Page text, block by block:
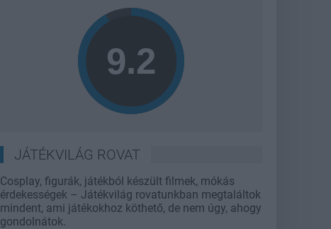
JÁTÉKVILÁG ROVAT
Cosplay, figurák, játékból készült filmek, mókás
érdekességek – Játékvilág rovatunkban megtaláltok
mindent, ami játékokhoz köthető, de nem úgy, ahogy
gondolnátok.